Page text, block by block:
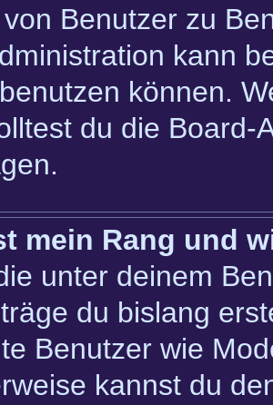
Benutzer zu
kann
können.
du die Board-
mein Rang und
unter deinem
du bislang
Benutzer wie
kannst du